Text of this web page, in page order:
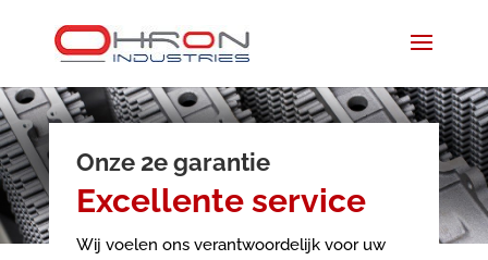
Onze 2e garantie
Excellente service
Wij voelen ons verantwoordelijk voor uw